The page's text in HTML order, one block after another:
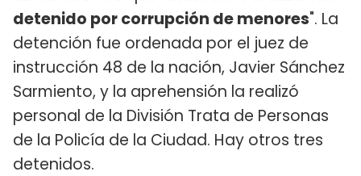
detenido por corrupción de menores". La
detención fue ordenada por el juez de
instrucción 48 de la nación, Javier Sánchez
Sarmiento, y la aprehensión la realizó
personal de la División Trata de Personas
de la Policía de la Ciudad. Hay otros tres
detenidos.